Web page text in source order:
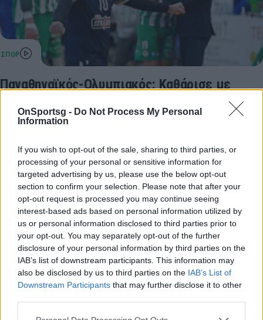
OnSportsg - Do Not Process My Personal
Information
If you wish to opt-out of the sale, sharing to third parties, or
processing of your personal or sensitive information for
targeted advertising by us, please use the below opt-out
section to confirm your selection. Please note that after your
opt-out request is processed you may continue seeing
interest-based ads based on personal information utilized by
us or personal information disclosed to third parties prior to
your opt-out. You may separately opt-out of the further
disclosure of your personal information by third parties on the
IAB’s list of downstream participants. This information may
also be disclosed by us to third parties on the IAB’s List of
Downstream Participants that may further disclose it to other
Παναθηναϊκός-Ολυμπιακός: Καθάρισε με
τρομερά σερβίς ο Ερνάντες - Ένα σετ μακριά
οι «πράσινοι» (vids)
την πρόκριση στους τελικούς του Challenge Cup
βρίσκονται οι «πράσινοι» μετά το 1-0 σετ στη ρεβάνς
του…
16 Φεβρουαρίου 2023 15:21